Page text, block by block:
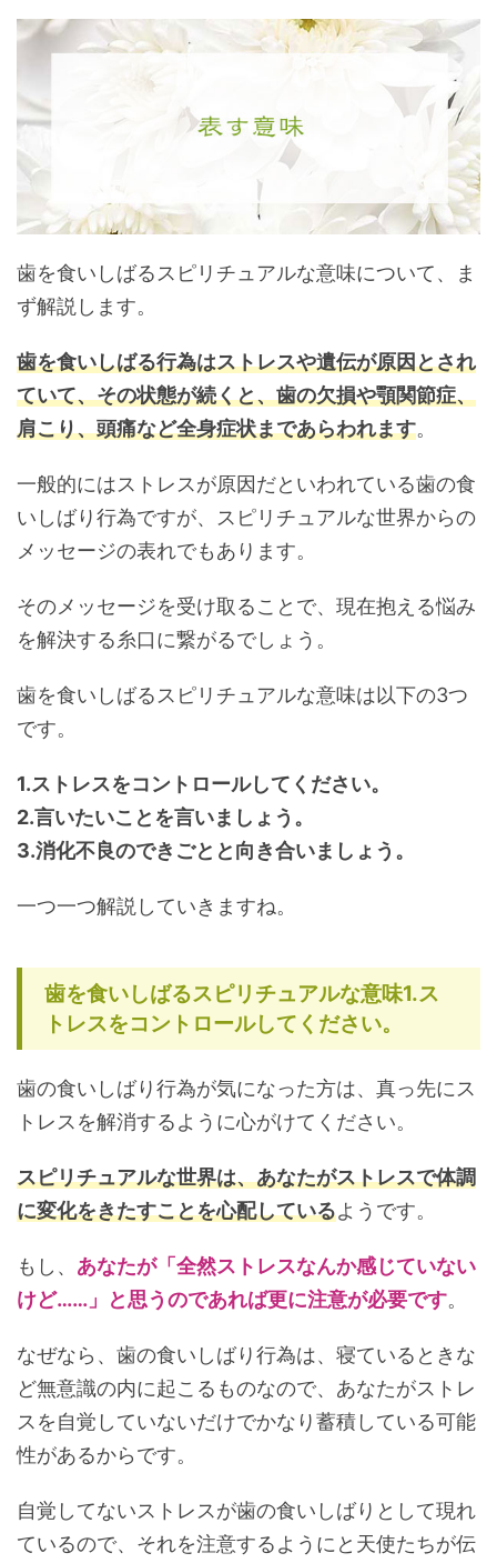
歯を食いしばるスピリチュアルな意味について、ま
ず解説します。
歯を食いしばる行為はストレスや遺伝が原因とされ
ていて、その状態が続くと、歯の欠損や顎関節症、
肩こり、頭痛など全身症状まであらわれます。
一般的にはストレスが原因だといわれている歯の食
いしばり行為ですが、スピリチュアルな世界からの
メッセージの表れでもあります。
そのメッセージを受け取ることで、現在抱える悩み
を解決する糸口に繋がるでしょう。
歯を食いしばるスピリチュアルな意味は以下の3つ
です。
1.ストレスをコントロールしてください。
2.言いたいことを言いましょう。
3.消化不良のできごとと向き合いましょう。
一つ一つ解説していきますね。
歯を食いしばるスピリチュアルな意味1.ス
トレスをコントロールしてください。
歯の食いしばり行為が気になった方は、真っ先にス
トレスを解消するように心がけてください。
スピリチュアルな世界は、あなたがストレスで体調
に変化をきたすことを心配しているようです。
もし、 あなたが「全然ストレスなんか感じていない
けど……」と思うのであれば更に注意が必要です。
なぜなら、歯の食いしばり行為は、寝ているときな
ど無意識の内に起こるものなので、あなたがストレ
スを自覚していないだけでかなり蓄積している可能
性があるからです。
自覚してないストレスが歯の食いしばりとして現れ
ているので、それを注意するようにと天使たちが伝